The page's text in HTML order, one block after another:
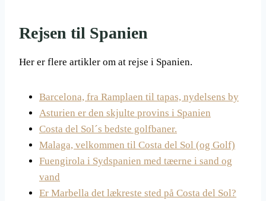
Rejsen til Spanien
Her er flere artikler om at rejse i Spanien.
Barcelona, fra Ramplaen til tapas, nydelsens by
Asturien er den skjulte provins i Spanien
Costa del Sol´s bedste golfbaner.
Malaga, velkommen til Costa del Sol (og Golf)
Fuengirola i Sydspanien med tæerne i sand og
vand
Er Marbella det lækreste sted på Costa del Sol?